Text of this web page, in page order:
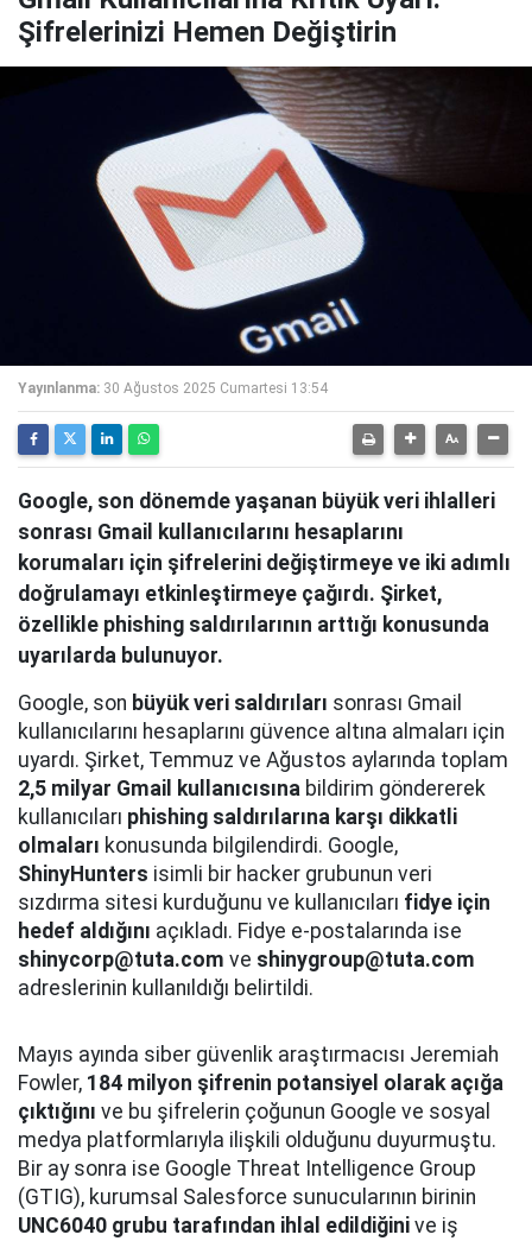
Şifrelerinizi Hemen Değiştirin
Yayınlanma: 30 Ağustos 2025 Cumartesi 13:54
Google, son dönemde yaşanan büyük veri ihlalleri
sonrası Gmail kullanıcılarını hesaplarını
korumaları için şifrelerini değiştirmeye ve iki adımlı
doğrulamayı etkinleştirmeye çağırdı. Şirket,
özellikle phishing saldırılarının arttığı konusunda
uyarılarda bulunuyor.
Google, son büyük veri saldırıları sonrası Gmail
kullanıcılarını hesaplarını güvence altına almaları için
uyardı. Şirket, Temmuz ve Ağustos aylarında toplam
2,5 milyar Gmail kullanıcısına bildirim göndererek
kullanıcıları phishing saldırılarına karşı dikkatli
olmaları konusunda bilgilendirdi. Google,
ShinyHunters isimli bir hacker grubunun veri
sızdırma sitesi kurduğunu ve kullanıcıları fidye için
hedef aldığını açıkladı. Fidye e-postalarında ise
shinycorp@tuta.com ve shinygroup@tuta.com
adreslerinin kullanıldığı belirtildi.
Mayıs ayında siber güvenlik araştırmacısı Jeremiah
Fowler, 184 milyon şifrenin potansiyel olarak açığa
çıktığını ve bu şifrelerin çoğunun Google ve sosyal
medya platformlarıyla ilişkili olduğunu duyurmuştu.
Bir ay sonra ise Google Threat Intelligence Group
(GTIG), kurumsal Salesforce sunucularının birinin
UNC6040 grubu tarafından ihlal edildiğini ve iş